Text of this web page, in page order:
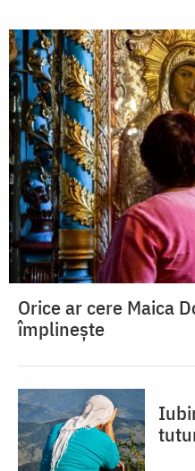
Orice ar cere Maica
împlinește